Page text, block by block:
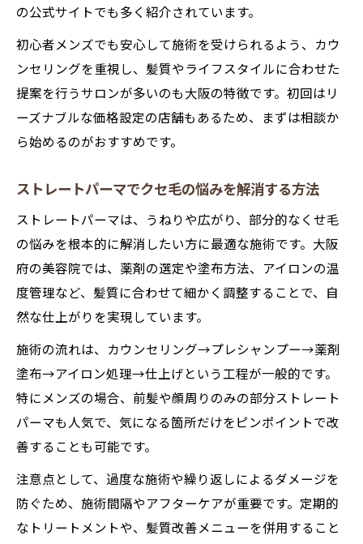
の公式サイトでも多く紹介されています。
初心者メンズでも安心して施術を受けられるよう、カウ
ンセリングを重視し、髪質やライフスタイルに合わせた
提案を行うサロンが多いのも大阪の特徴です。初回はリ
ーズナブルな価格設定の店舗もあるため、まずは相談か
ら始めるのがおすすめです。
ストレートパーマでクセ毛の悩みを解消する方法
ストレートパーマは、うねりや広がり、部分的なくせ毛
の悩みを根本的に解消したい方に最適な施術です。大阪
府の美容院では、薬剤の選定や塗布方法、アイロンの温
度管理など、髪質に合わせて細かく調整することで、自
然な仕上がりを実現しています。
施術の流れは、カウンセリング→プレシャンプー→薬剤
塗布→アイロン処理→仕上げという工程が一般的です。
特にメンズの場合、前髪や顔周りのみの部分ストレート
パーマも人気で、気になる箇所だけをピンポイントで改
善することも可能です。
注意点として、過度な施術や繰り返しによるダメージを
防ぐため、施術間隔やアフターケアが重要です。定期的
なトリートメントや、髪質改善メニューを併用すること